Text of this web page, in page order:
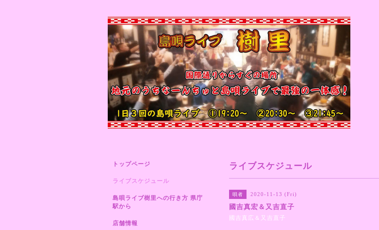
ライブスケジュール
唄者 2020-11-13 (Fri)
國吉真宏＆又吉直子
國吉真広＆又吉直子
トップページ
ライブスケジュール
島唄ライブ樹里への行き方 県庁
駅から
店舗情報